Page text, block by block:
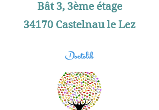
Bât 3, 3ème étage
34170 Castelnau le Lez